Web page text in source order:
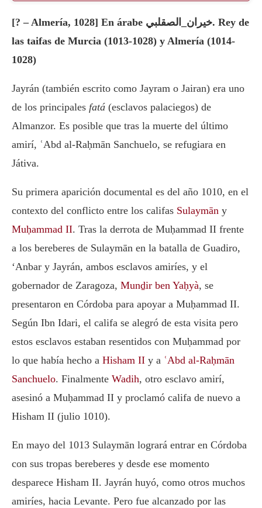
[? – Almería, 1028] En árabe خيران_الصقلبي. Rey de
las taifas de Murcia (1013-1028) y Almería (1014-
1028)
Jayrán (también escrito como Jayram o Jairan) era uno
de los principales fatá (esclavos palaciegos) de
Almanzor. Es posible que tras la muerte del último
amirí, ʿAbd al-Raḥmān Sanchuelo, se refugiara en
Játiva.
Su primera aparición documental es del año 1010, en el
contexto del conflicto entre los califas Sulaymān y
Muḥammad II. Tras la derrota de Muḥammad II frente
a los bereberes de Sulaymān en la batalla de Guadiro,
‘Anbar y Jayrán, ambos esclavos amiríes, y el
gobernador de Zaragoza, Munḏir ben Yaḥyà, se
presentaron en Córdoba para apoyar a Muḥammad II.
Según Ibn Idari, el califa se alegró de esta visita pero
estos esclavos estaban resentidos con Muḥammad por
lo que había hecho a Hisham II y a ʿAbd al-Raḥmān
Sanchuelo. Finalmente Wadih, otro esclavo amirí,
asesinó a Muḥammad II y proclamó califa de nuevo a
Hisham II (julio 1010).
En mayo del 1013 Sulaymān logrará entrar en Córdoba
con sus tropas bereberes y desde ese momento
desparece Hisham II. Jayrán huyó, como otros muchos
amiríes, hacia Levante. Pero fue alcanzado por las